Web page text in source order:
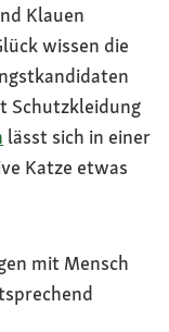
Klauen
wissen die
Schutzkleidung
lässt sich in einer
Katze etwas
mit Mensch